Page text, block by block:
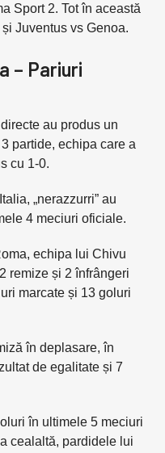
Sport 2. Tot în această
Juventus vs Genoa.
– Pariuri
au produs un
partide, echipa care a
cu 1-0.
„nerazzurri” au
4 meciuri oficiale.
echipa lui Chivu
remize și 2 înfrângeri
marcate și 13 goluri
în deplasare, în
de egalitate și 7
în ultimele 5 meciuri
cealaltă, pardidele lui